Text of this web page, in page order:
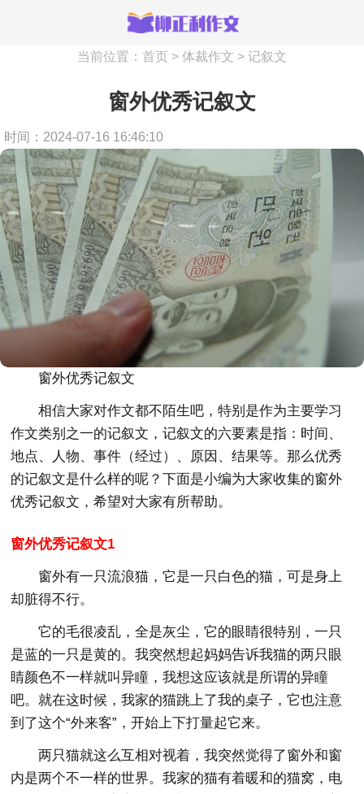
当前位置： 首页 > 体裁作文 > 记叙文
窗外优秀记叙文
时间：2024-07-16 16:46:10
窗外优秀记叙文
相信大家对作文都不陌生吧，特别是作为主要学习
作文类别之一的记叙文，记叙文的六要素是指：时间、
地点、人物、事件（经过）、原因、结果等。那么优秀
的记叙文是什么样的呢？下面是小编为大家收集的窗外
优秀记叙文，希望对大家有所帮助。
窗外优秀记叙文1
窗外有一只流浪猫，它是一只白色的猫，可是身上
却脏得不行。
它的毛很凌乱，全是灰尘，它的眼睛很特别，一只
是蓝的一只是黄的。我突然想起妈妈告诉我猫的两只眼
睛颜色不一样就叫异瞳，我想这应该就是所谓的异瞳
吧。就在这时候，我家的猫跳上了我的桌子，它也注意
到了这个“外来客”，开始上下打量起它来。
两只猫就这么互相对视着，我突然觉得了窗外和窗
内是两个不一样的世界。我家的猫有着暖和的猫窝，电